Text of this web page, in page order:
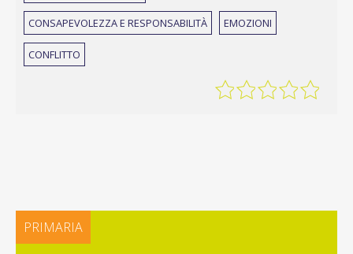
CONSAPEVOLEZZA E RESPONSABILITÀ EMOZIONI
CONFLITTO
PRIMARIA